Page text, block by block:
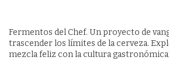
Fermentos del Chef. Un proyecto de
trascender los límites de la cerveza.
mezcla feliz con la cultura